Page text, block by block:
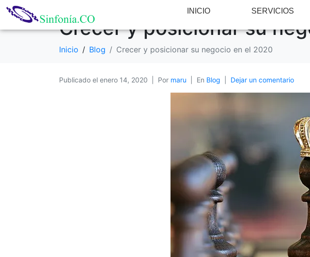
INICIO SERVICIOS
Crecer y posicionar su
Inicio Blog Crecer y posicionar su negocio en el 2020
Publicado el enero 14, 2020 Por maru En Blog Dejar un comentario